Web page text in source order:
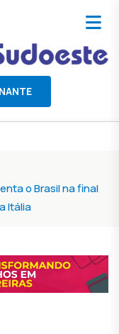
o Brasil na final
Itália